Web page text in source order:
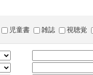
児童書 雑誌 視聴覚